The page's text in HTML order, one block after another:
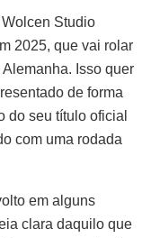
Studio
2025, que vai rolar
Isso quer
de forma
do seu título oficial
com uma rodada
em alguns
clara daquilo que